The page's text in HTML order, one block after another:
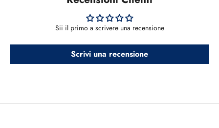
Sii il primo a scrivere una recensione
Scrivi una recensione